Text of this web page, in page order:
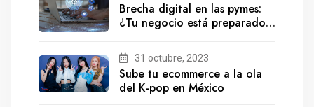
Brecha digital en las pymes:
¿Tu negocio está preparado
31 octubre, 2023
Sube tu ecommerce a la ola
del K-pop en México